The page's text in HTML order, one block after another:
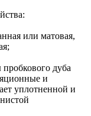
или матовая,
дуба
и
уплотненной и